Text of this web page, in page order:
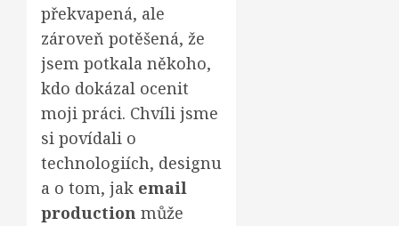
překvapená, ale
zároveň potěšená, že
jsem potkala někoho,
kdo dokázal ocenit
moji práci. Chvíli jsme
si povídali o
technologiích, designu
a o tom, jak email
production může